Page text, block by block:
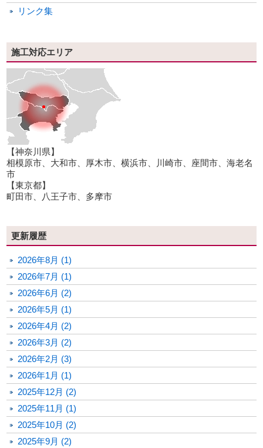
リンク集
施工対応エリア
【神奈川県】
相模原市、大和市、厚木市、横浜市、川崎市、座間市、海老名
市
【東京都】
町田市、八王子市、多摩市
更新履歴
2026年8月 (1)
2026年7月 (1)
2026年6月 (2)
2026年5月 (1)
2026年4月 (2)
2026年3月 (2)
2026年2月 (3)
2026年1月 (1)
2025年12月 (2)
2025年11月 (1)
2025年10月 (2)
2025年9月 (2)